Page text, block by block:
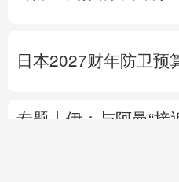
日本2027财年防卫预
专题丨 伊：与阿曼“接